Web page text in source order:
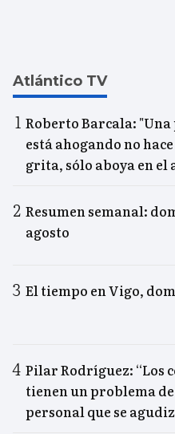
Atlántico TV
Roberto Barcala: "Una
está ahogando no
grita, sólo aboya en el
Resumen semanal:
agosto
El tiempo en Vigo,
Pilar Rodríguez: “Los
tienen un problema
personal que se